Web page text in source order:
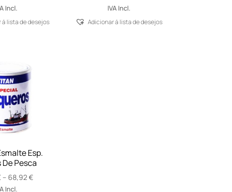
Incl.
á lista de desejos
IVA Incl.
Adicionar á lista de desejos
Esp.
Pesca
– 68,92€Price
Incl.